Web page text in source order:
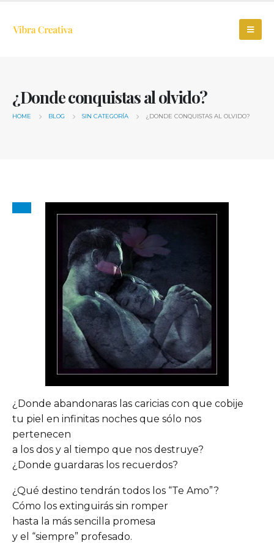
¿Donde conquistas al olvido?
HOME BLOG SIN CATEGORÍA ¿DONDE CONQUISTAS AL OLVIDO?
¿Donde abandonaras las caricias con que cobije
tu piel en infinitas noches que sólo nos
pertenecen
a los dos y al tiempo que nos destruye?
¿Donde guardaras los recuerdos?
¿Qué destino tendrán todos los “Te Amo”?
Cómo los extinguirás sin romper
hasta la más sencilla promesa
y el “siempre” profesado.